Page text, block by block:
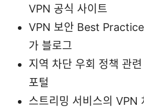
VPN 공식 사이트
VPN 보안 Best
가 블로그
지역 차단 우회 정책 관
포털
스트리밍 서비스의 VPN